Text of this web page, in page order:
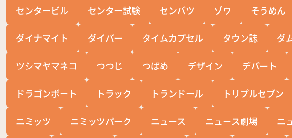
センタービル センター試験 センバツ ゾウ そうめん
ダイナマイト ダイバー タイムカプセル タウン誌 ダ
ツシマヤマネコ つつじ つばめ デザイン デパート
ドラゴンボート トラック トランドール トリプルセブン
ニミッツ ニミッツパーク ニュース ニュース劇場 ニ